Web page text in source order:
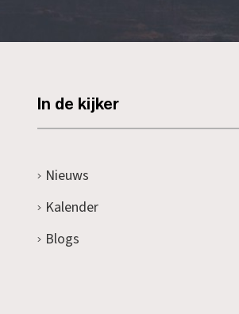
In de kijker
Nieuws
Kalender
Blogs